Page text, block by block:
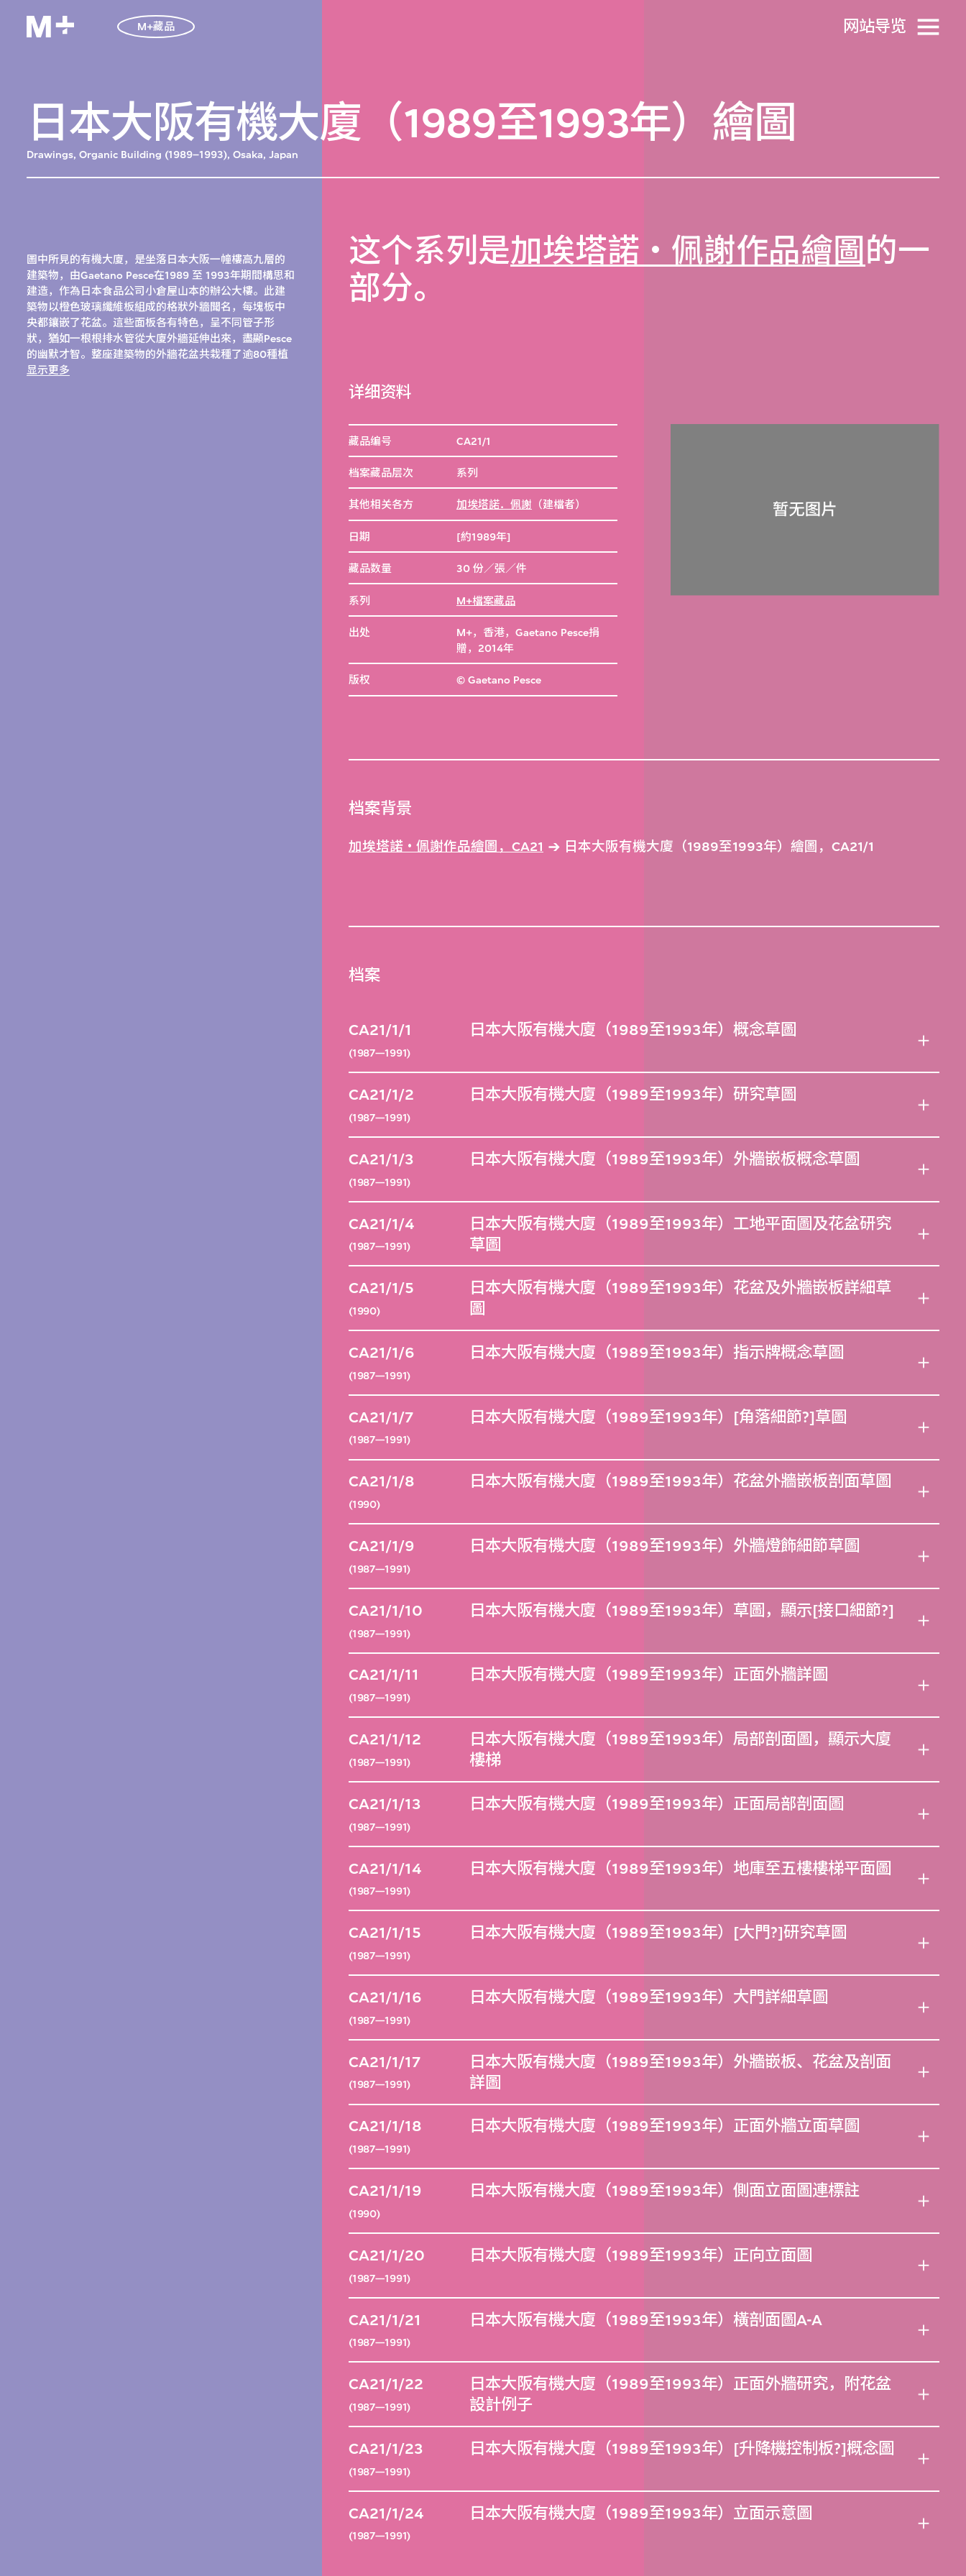
M+藏品 网站导览
日本大阪有機大廈（1989至1993年）繪圖
Drawings, Organic Building (1989–1993), Osaka, Japan
圖中所見的有機大廈，是坐落日本大阪一幢樓高九層的
建築物，由Gaetano Pesce在1989 至 1993年期間構思和
建造，作為日本食品公司小倉屋山本的辦公大樓。此建
築物以橙色玻璃纖維板組成的格狀外牆聞名，每塊板中
央都鑲嵌了花盆。這些面板各有特色，呈不同管子形
狀，猶如一根根排水管從大廈外牆延伸出來，盡顯Pesce
的幽默才智。整座建築物的外牆花盆共栽種了逾80種植
物，而外牆背後則隱藏了精密的定時灌溉系統。
显示更多
这个系列是加埃塔諾‧佩謝作品繪圖 的一
部分。
详细资料
藏品编号 CA21/1
档案藏品层次 系列
其他相关各方 加埃塔諾．佩謝 （建檔者）
日期 [約1989年]
藏品数量 30 份／張／件
系列 M+檔案藏品
出处
M+，香港，Gaetano Pesce捐
贈，2014年
版权 © Gaetano Pesce
档案背景
加埃塔諾‧佩謝作品繪圖，CA21 日本大阪有機大廈（1989至1993年）繪圖，CA21/1
档案
CA21/1/1
(1987—1991)
日本大阪有機大廈（1989至1993年）概念草圖
CA21/1/2
(1987—1991)
日本大阪有機大廈（1989至1993年）研究草圖
CA21/1/3
(1987—1991)
日本大阪有機大廈（1989至1993年）外牆嵌板概念草圖
CA21/1/4
(1987—1991)
日本大阪有機大廈（1989至1993年）工地平面圖及花盆研究
草圖
CA21/1/5
(1990)
日本大阪有機大廈（1989至1993年）花盆及外牆嵌板詳細草
圖
CA21/1/6
(1987—1991)
日本大阪有機大廈（1989至1993年）指示牌概念草圖
CA21/1/7
(1987—1991)
日本大阪有機大廈（1989至1993年）[角落細節?]草圖
CA21/1/8
(1990)
日本大阪有機大廈（1989至1993年）花盆外牆嵌板剖面草圖
CA21/1/9
(1987—1991)
日本大阪有機大廈（1989至1993年）外牆燈飾細節草圖
CA21/1/10
(1987—1991)
日本大阪有機大廈（1989至1993年）草圖，顯示[接口細節?]
CA21/1/11
(1987—1991)
日本大阪有機大廈（1989至1993年）正面外牆詳圖
CA21/1/12
(1987—1991)
日本大阪有機大廈（1989至1993年）局部剖面圖，顯示大廈
樓梯
CA21/1/13
(1987—1991)
日本大阪有機大廈（1989至1993年）正面局部剖面圖
CA21/1/14
(1987—1991)
日本大阪有機大廈（1989至1993年）地庫至五樓樓梯平面圖
CA21/1/15
(1987—1991)
日本大阪有機大廈（1989至1993年）[大門?]研究草圖
CA21/1/16
(1987—1991)
日本大阪有機大廈（1989至1993年）大門詳細草圖
CA21/1/17
(1987—1991)
日本大阪有機大廈（1989至1993年）外牆嵌板、花盆及剖面
詳圖
CA21/1/18
(1987—1991)
日本大阪有機大廈（1989至1993年）正面外牆立面草圖
CA21/1/19
(1990)
日本大阪有機大廈（1989至1993年）側面立面圖連標註
CA21/1/20
(1987—1991)
日本大阪有機大廈（1989至1993年）正向立面圖
CA21/1/21
(1987—1991)
日本大阪有機大廈（1989至1993年）橫剖面圖A-A
CA21/1/22
(1987—1991)
日本大阪有機大廈（1989至1993年）正面外牆研究，附花盆
設計例子
CA21/1/23
(1987—1991)
日本大阪有機大廈（1989至1993年）[升降機控制板?]概念圖
CA21/1/24
(1987—1991)
日本大阪有機大廈（1989至1993年）立面示意圖